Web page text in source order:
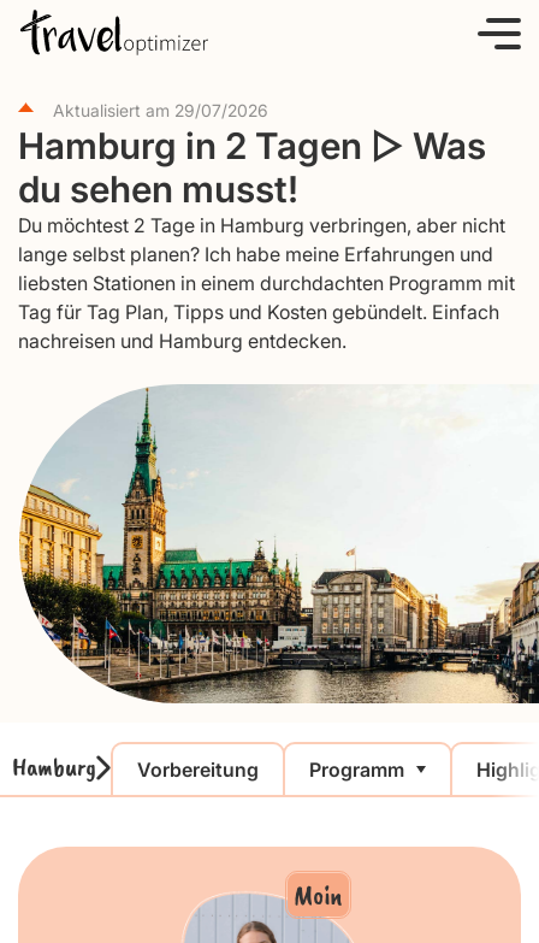
Aktualisiert am 29/07/2026
Hamburg in 2 Tagen ▷ Was
du sehen musst!
Du möchtest 2 Tage in Hamburg verbringen, aber nicht
lange selbst planen? Ich habe meine Erfahrungen und
liebsten Stationen in einem durchdachten Programm mit
Tag für Tag Plan, Tipps und Kosten gebündelt. Einfach
nachreisen und Hamburg entdecken.
Hamburg Vorbereitung Programm
Moin